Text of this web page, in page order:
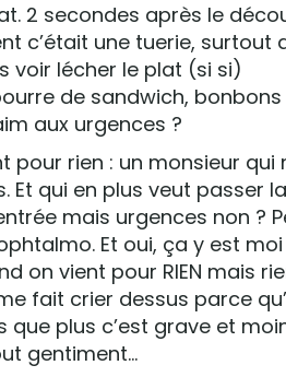
2 secondes après le
c’était une tuerie, surtout
voir lécher le plat (si si)
de sandwich,
aux urgences ?
pour rien : un monsieur qui
qui en plus veut passer
mais urgences non ?
Et oui, ça y est
on vient pour RIEN mais
fait crier dessus parce
plus c’est grave et
gentiment…